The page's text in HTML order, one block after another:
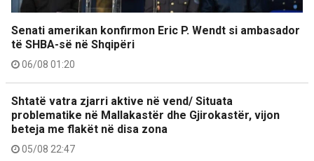
Senati amerikan konfirmon Eric P. Wendt si ambasador
të SHBA-së në Shqipëri
06/08 01:20
Shtatë vatra zjarri aktive në vend/ Situata
problematike në Mallakastër dhe Gjirokastër, vijon
beteja me flakët në disa zona
05/08 22:47